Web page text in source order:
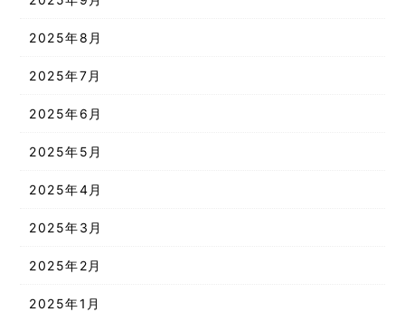
2025年8月
2025年7月
2025年6月
2025年5月
2025年4月
2025年3月
2025年2月
2025年1月